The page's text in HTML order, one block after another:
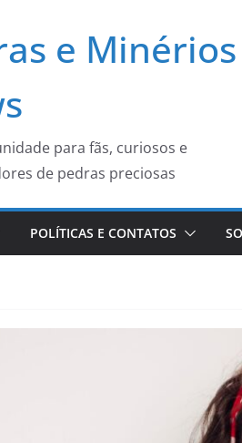
e Minérios
para fãs, curiosos e
de pedras preciosas
POLÍTICAS E CONTATOS